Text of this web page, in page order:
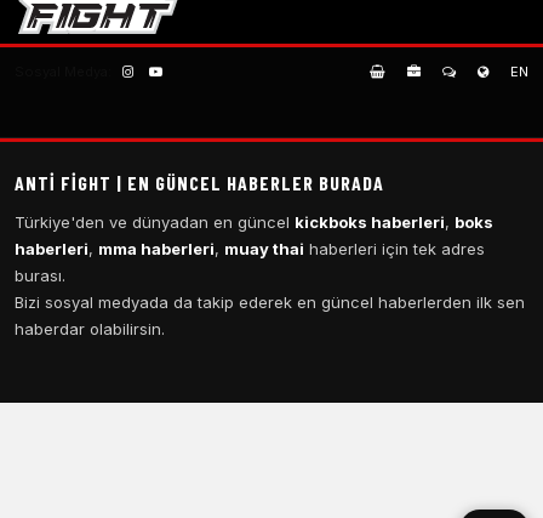
EN
ANTI FIGHT | EN GÜNCEL HABERLER BURADA
Türkiye'den ve dünyadan en güncel kickboks haberleri, boks
haberleri, mma haberleri, muay thai haberleri için tek adres
burası.
Bizi sosyal medyada da takip ederek en güncel haberlerden ilk sen
haberdar olabilirsin.